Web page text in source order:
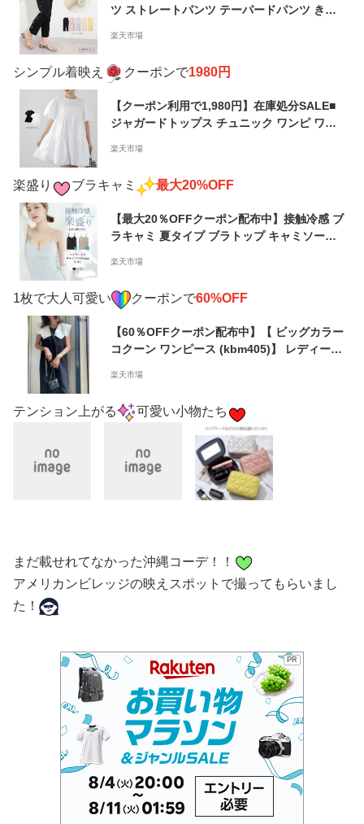
ツ ストレートパンツ テーパードパンツ きれ
ュアル 大人かわいい パール カラフル カラバ
無料】メ込
楽天市場
シンプル着映え クーポンで1980円
【クーポン利用で1,980円】在庫処分SALE■
ジャガードトップス チュニック ワンピ ワン
034】【即納：1-5営業日発送】 【送料無料】
楽天市場
楽盛り ブラキャミ 最大20%OFF
【最大20％OFFクーポン配布中】接触冷感 ブ
ラキャミ 夏タイプ ブラトップ キャミソール
ール ブライラズ》ノーマル Vネック Uネック
【tu-hacci】
楽天市場
1枚で大人可愛い クーポンで60%OFF
【60％OFFクーポン配布中】【 ビッグカラー
コクーン ワンピース (kbm405)】 レディース
ウス ジレ フリル ティアード ベスト シャツ
楽天市場
テンション上がる 可愛い小物たち
まだ載せれてなかった沖縄コーデ！！
アメリカンビレッジの映えスポットで撮ってもらいまし
た！
PR